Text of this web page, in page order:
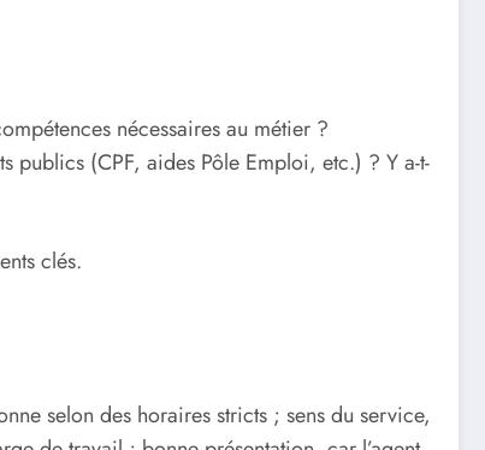
nécessaires au métier ?
publics (CPF, aides Pôle Emploi, etc.) ? Y a-t-
clés.
selon des horaires stricts ; sens du service,